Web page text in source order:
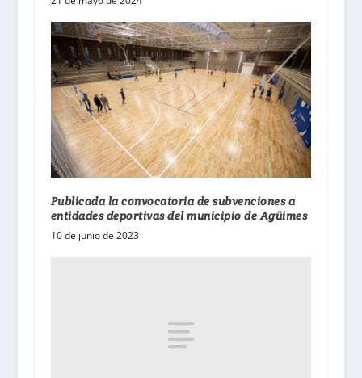
Publicada la convocatoria de subvenciones a
entidades deportivas del municipio de Agüimes
10 de junio de 2023